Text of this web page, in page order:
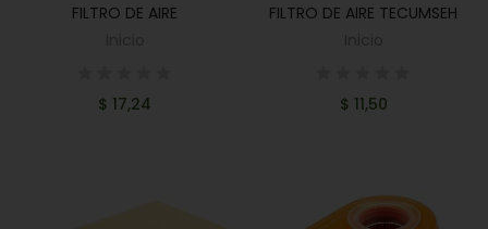
AÑADIR AL CARRITO
FILTRO DE AIRE
$ 17,24
AÑADIR AL CARRITO
FILTRO DE AIRE TECUMSEH
$ 11,50